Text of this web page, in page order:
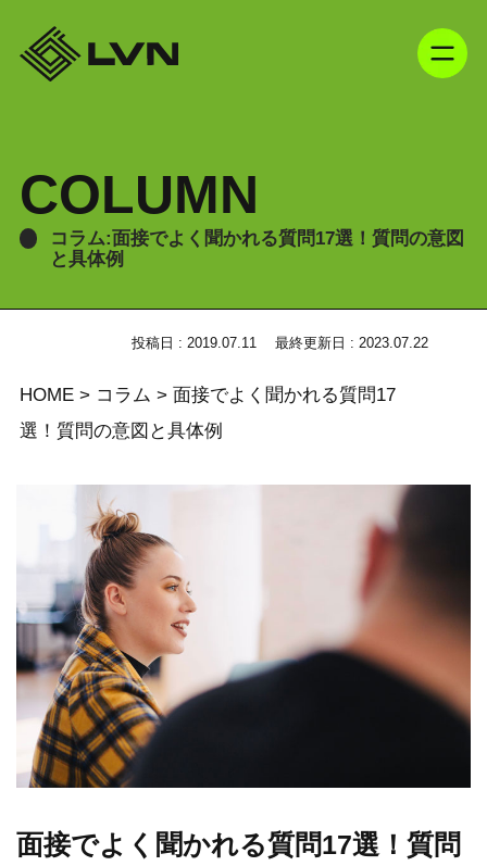
COLUMN
コラム:面接でよく聞かれる質問17選！質問の意図
と具体例
投稿日 : 2019.07.11 最終更新日 : 2023.07.22
HOME> コラム > 面接でよく聞かれる質問17
選！質問の意図と具体例
面接でよく聞かれる質問17選！質問